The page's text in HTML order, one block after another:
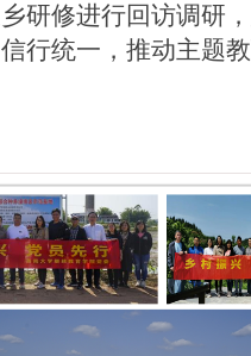
研修进行回访调研
信行统一， 推动主题